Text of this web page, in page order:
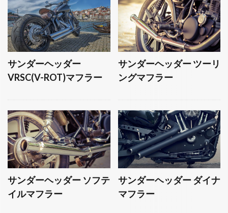
サンダーヘッダー
VRSC(V-ROT)マフラー
サンダーヘッダー ツーリ
ングマフラー
サンダーヘッダー ソフテ
イルマフラー
サンダーヘッダー ダイナ
マフラー